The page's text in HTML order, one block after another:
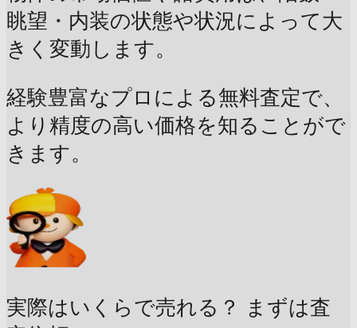
眺望・内装の状態や状況によって大
きく変動します。
経験豊富なプロによる無料査定で、
より精度の高い価格を知ることがで
きます。
実際はいくらで売れる？
まずは査